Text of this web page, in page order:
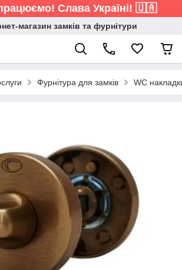
Слава Україні! 🇺🇦
магазин замків та фурнітури
Фурнітура для замків WC